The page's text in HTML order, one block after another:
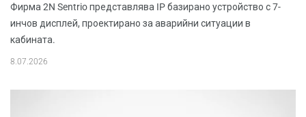
Фирма 2N Sentrio представлява IP базирано устройство с 7-
инчов дисплей, проектирано за аварийни ситуации в
кабината.
8.07.2026